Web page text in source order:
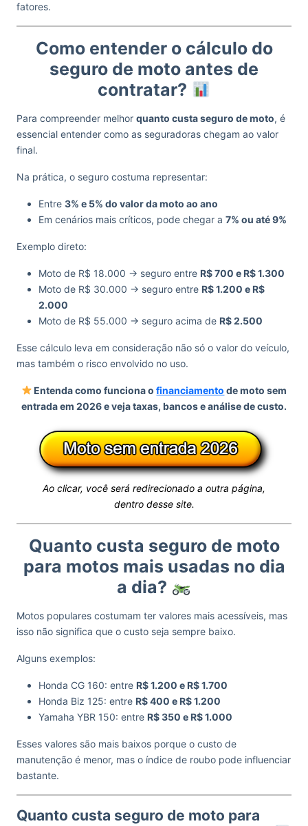
fatores.
Como entender o cálculo do
seguro de moto antes de
contratar?
Para compreender melhor quanto custa seguro de moto, é
essencial entender como as seguradoras chegam ao valor
final.
Na prática, o seguro costuma representar:
Entre 3% e 5% do valor da moto ao ano
Em cenários mais críticos, pode chegar a 7% ou até 9%
Exemplo direto:
Moto de R$ 18.000 → seguro entre R$ 700 e R$ 1.300
Moto de R$ 30.000 → seguro entre R$ 1.200 e R$
2.000
Moto de R$ 55.000 → seguro acima de R$ 2.500
Esse cálculo leva em consideração não só o valor do veículo,
mas também o risco envolvido no uso.
Entenda como funciona ofinanciamento de moto sem
entrada em 2026 e veja taxas, bancos e análise de custo.
Ao clicar, você será redirecionado a outra página,
dentro desse site.
Quanto custa seguro de moto
para motos mais usadas no dia
a dia?
Motos populares costumam ter valores mais acessíveis, mas
isso não significa que o custo seja sempre baixo.
Alguns exemplos:
Honda CG 160: entre R$ 1.200 e R$ 1.700
Honda Biz 125: entre R$ 400 e R$ 1.200
Yamaha YBR 150: entre R$ 350 e R$ 1.000
Esses valores são mais baixos porque o custo de
manutenção é menor, mas o índice de roubo pode influenciar
bastante.
Quanto custa seguro de moto para